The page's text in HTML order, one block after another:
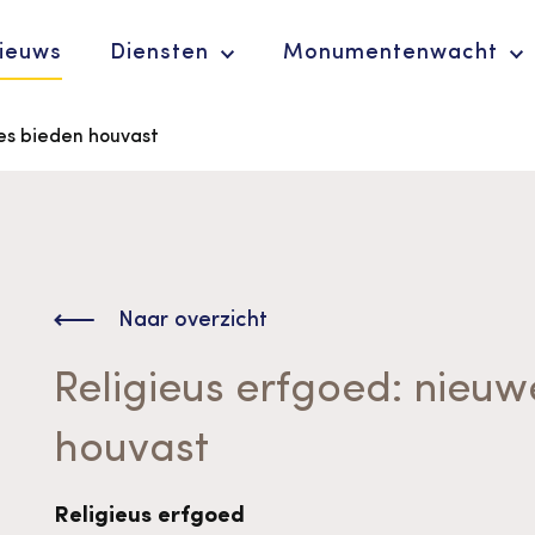
Diensten Monumentenwacht
ondersteuning voor
bieden houvast
Religieus erfgoed:
houvast
Religieus erfgoed
Naar overzicht